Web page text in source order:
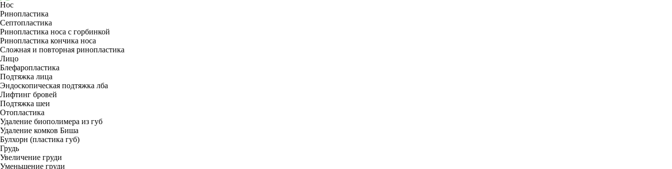
Нос
Ринопластика
Септопластика
Ринопластика носа с горбинкой
Ринопластика кончика носа
Сложная и повторная ринопластика
Лицо
Блефаропластика
Подтяжка лица
Эндоскопическая подтяжка лба
Лифтинг бровей
Подтяжка шеи
Отопластика
Удаление биополимера из губ
Удаление комков Биша
Булхорн (пластика губ)
Грудь
Увеличение груди
Уменьшение груди